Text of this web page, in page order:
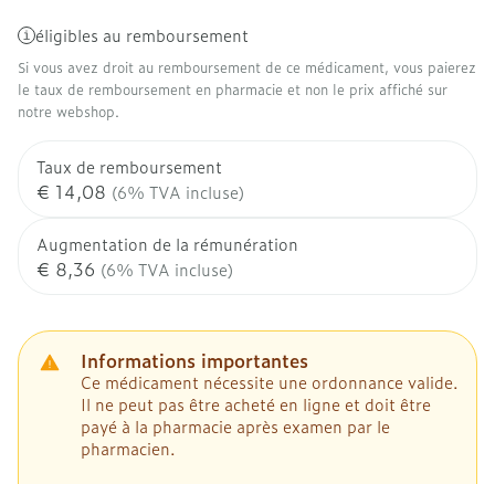
éligibles au remboursement
Si vous avez droit au remboursement de ce médicament, vous paierez
le taux de remboursement en pharmacie et non le prix affiché sur
notre webshop.
Taux de remboursement
€ 14,08 (6% TVA incluse)
Augmentation de la rémunération
€ 8,36 (6% TVA incluse)
Informations importantes
Ce médicament nécessite une ordonnance valide.
Il ne peut pas être acheté en ligne et doit être
payé à la pharmacie après examen par le
pharmacien.